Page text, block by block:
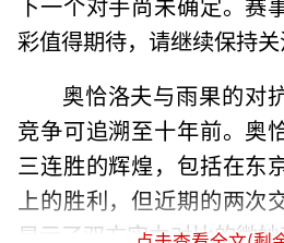
彩值得期待，请继续保持关
奥恰洛夫与雨果的对
竞争可追溯至十年前。奥
三连胜的辉煌，包括在东
上的胜利，但近期的两次
显示了双方实力对比的微